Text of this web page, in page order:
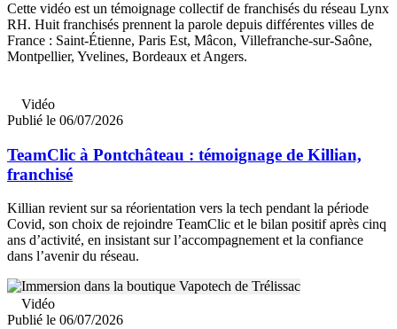
Cette vidéo est un témoignage collectif de franchisés du réseau Lynx
RH. Huit franchisés prennent la parole depuis différentes villes de
France : Saint-Étienne, Paris Est, Mâcon, Villefranche-sur-Saône,
Montpellier, Yvelines, Bordeaux et Angers.
Vidéo
Publié le 06/07/2026
TeamClic à Pontchâteau : témoignage de Killian,
franchisé
Killian revient sur sa réorientation vers la tech pendant la période
Covid, son choix de rejoindre TeamClic et le bilan positif après cinq
ans d’activité, en insistant sur l’accompagnement et la confiance
dans l’avenir du réseau.
Vidéo
Publié le 06/07/2026